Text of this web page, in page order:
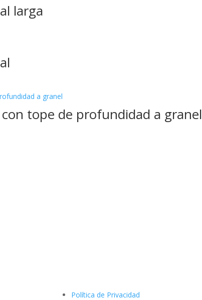
larga
tope de profundidad a granel
Política de Privacidad